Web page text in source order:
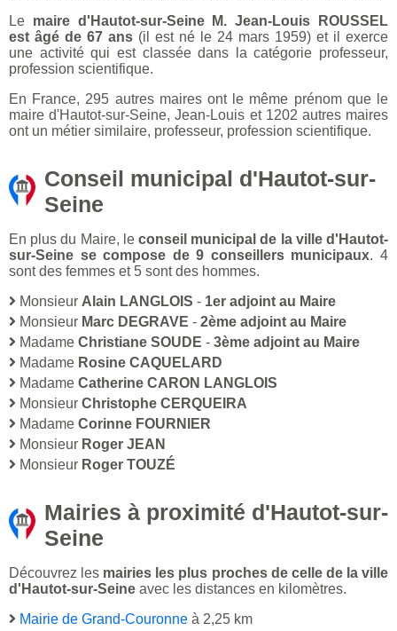
Le maire d'Hautot-sur-Seine M. Jean-Louis ROUSSEL
est âgé de 67 ans (il est né le 24 mars 1959) et il exerce
une activité qui est classée dans la catégorie professeur,
profession scientifique.
En France, 295 autres maires ont le même prénom que le
maire d'Hautot-sur-Seine, Jean-Louis et 1202 autres maires
ont un métier similaire, professeur, profession scientifique.
Conseil municipal d'Hautot-sur-
Seine
En plus du Maire, le conseil municipal de la ville d'Hautot-
sur-Seine se compose de 9 conseillers municipaux. 4
sont des femmes et 5 sont des hommes.
Monsieur Alain LANGLOIS - 1er adjoint au Maire
Monsieur Marc DEGRAVE - 2ème adjoint au Maire
Madame Christiane SOUDE - 3ème adjoint au Maire
Madame Rosine CAQUELARD
Madame Catherine CARON LANGLOIS
Monsieur Christophe CERQUEIRA
Madame Corinne FOURNIER
Monsieur Roger JEAN
Monsieur Roger TOUZÉ
Mairies à proximité d'Hautot-sur-
Seine
Découvrez les mairies les plus proches de celle de la ville
d'Hautot-sur-Seine avec les distances en kilomètres.
Mairie de Grand-Couronne à 2,25 km